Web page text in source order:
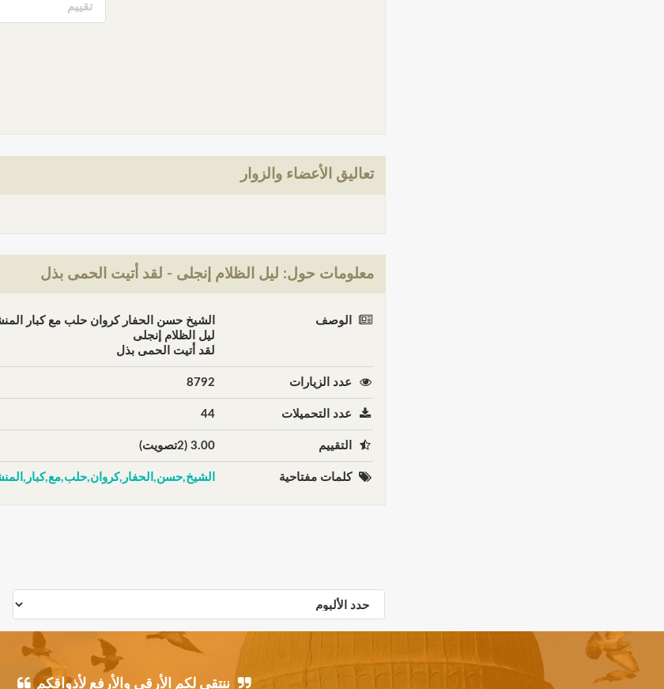
تقييم
تعاليق الأعضاء والزوار
معلومات حول: ليل الظلام إنجلى - لقد أتيت الحمى بذل
الوصف
الشيخ حسن الحفار كروان حلب مع كبار
ليل الظلام إنجلى
لقد أتيت الحمى بذل
عدد الزيارات 8792
عدد التحميلات 44
التقييم 3.00 (2تصويت)
كلمات مفتاحية
ننتقي لكم الأرقى والأرفع لأذواقكم